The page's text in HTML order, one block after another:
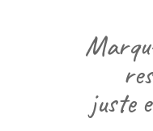
juste